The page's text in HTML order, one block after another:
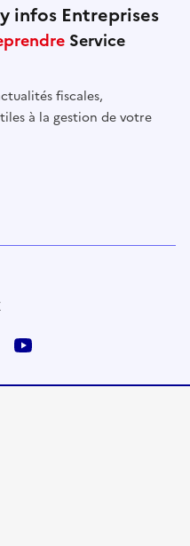
infos Entreprises
Service
fiscales,
Instagram